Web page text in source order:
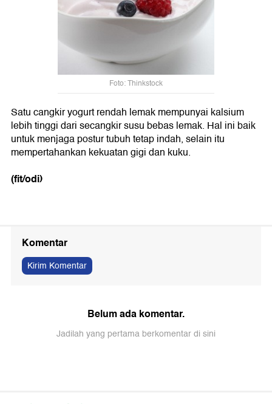
Foto: Thinkstock
Satu cangkir yogurt rendah lemak mempunyai kalsium
lebih tinggi dari secangkir susu bebas lemak. Hal ini baik
untuk menjaga postur tubuh tetap indah, selain itu
mempertahankan kekuatan gigi dan kuku.
(fit/odi)
Komentar
Kirim Komentar
Belum ada komentar.
Jadilah yang pertama berkomentar di sini